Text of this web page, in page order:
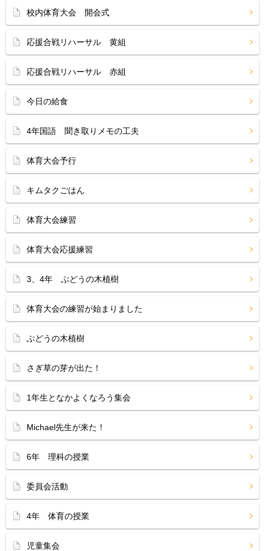
校内体育大会 開会式
応援合戦リハーサル 黄組
応援合戦リハーサル 赤組
今日の給食
4年国語 聞き取りメモの工夫
体育大会予行
キムタクごはん
体育大会練習
体育大会応援練習
3、4年 ぶどうの木植樹
体育大会の練習が始まりました
ぶどうの木植樹
さぎ草の芽が出た！
1年生となかよくなろう集会
Michael先生が来た！
6年 理科の授業
委員会活動
4年 体育の授業
児童集会